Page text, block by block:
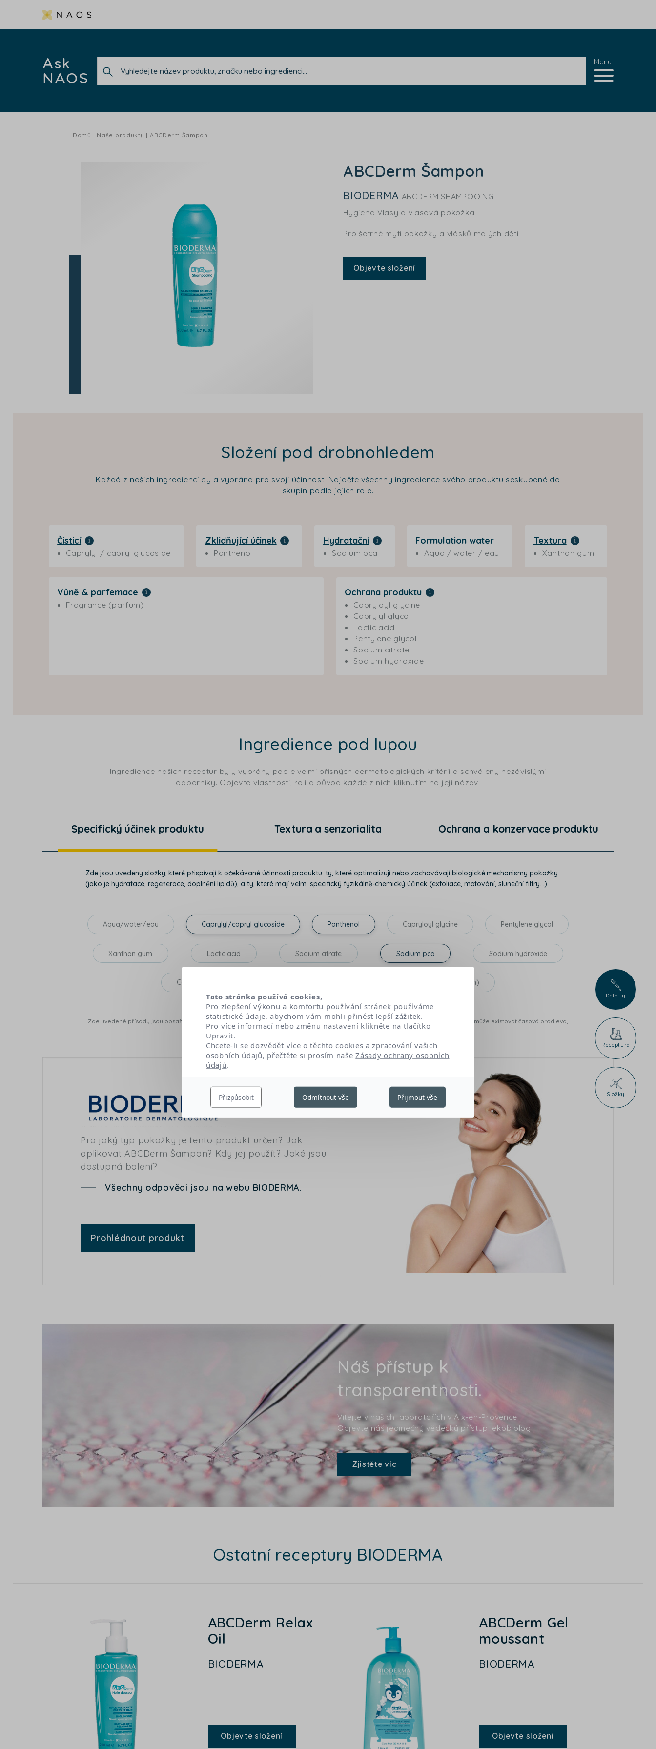
Ask
NAOS
Menu
Domů Naše produkty ABCDerm Šampon
ABCDerm Šampon
BIODERMA ABCDERM SHAMPOOING
Hygiena Vlasy a vlasová pokožka
Pro šetrné mytí pokožky a vlásků malých dětí.
Objevte složení
Detaily
Receptura
Složky
Složení pod drobnohledem
Každá z našich ingrediencí byla vybrána pro svoji účinnost. Najděte všechny ingredience svého produktu seskupené do
skupin podle jejich role.
Čisticí
Caprylyl / capryl glucoside
Zklidňující účinek
Panthenol
Hydratační
Sodium pca
Formulation water
Aqua / water / eau
Textura
Xanthan gum
Vůně & parfemace
Fragrance (parfum)
Ochrana produktu
Capryloyl glycine
Caprylyl glycol
Lactic acid
Pentylene glycol
Sodium citrate
Sodium hydroxide
Ingredience pod lupou
Ingredience našich receptur byly vybrány podle velmi přísných dermatologických kritérií a schváleny nezávislými
odborníky. Objevte vlastnosti, roli a původ každé z nich kliknutím na její název.
Specifický účinek produktu Textura a senzorialita Ochrana a konzervace produktu
Zde jsou uvedeny složky, které přispívají k očekávané účinnosti produktu: ty, které optimalizují nebo zachovávají biologické mechanismy pokožky
(jako je hydratace, regenerace, doplnění lipidů), a ty, které mají velmi specifický fyzikálně-chemický účinek (exfoliace, matování, sluneční filtry...).
Aqua/water/eau Caprylyl/capryl glucoside Panthenol Capryloyl glycine Pentylene glycol
Xanthan gum Lactic acid Sodium citrate Sodium pca Sodium hydroxide
Caprylyl glycol Fragrance (parfum)
Zde uvedené přísady jsou obsaženy v nejnovějším složení tohoto produktu. Vzhledem k tomu, že mezi jeho výrobou a distribucí na trhu může existovat časová prodleva,
Pro jaký typ pokožky je tento produkt určen? Jak
aplikovat ABCDerm Šampon? Kdy jej použít? Jaké jsou
dostupná balení?
Všechny odpovědi jsou na webu BIODERMA.
Prohlédnout produkt
Náš přístup k
transparentnosti.
Vítejte v našich laboratořích v Aix-en-Provence.
Objevte náš jedinečný vědecký přístup: ekobiologii.
Zjistěte víc
Ostatní receptury BIODERMA
ABCDerm Relax
Oil
BIODERMA
Objevte složení
ABCDerm Gel
moussant
BIODERMA
Objevte složení
Tato stránka používá cookies,
Pro zlepšení výkonu a komfortu používání stránek používáme
statistické údaje, abychom vám mohli přinést lepší zážitek.
Pro více informací nebo změnu nastavení klikněte na tlačítko
Upravit.
Chcete-li se dozvědět více o těchto cookies a zpracování vašich
osobních údajů, přečtěte si prosím našeZásady ochrany osobních
údajů.
Přizpůsobit Odmítnout vše Přijmout vše